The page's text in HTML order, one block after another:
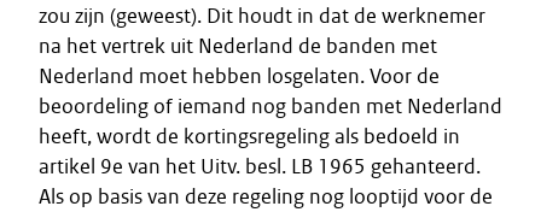
zou zijn (geweest). Dit houdt in dat de werknemer
na het vertrek uit Nederland de banden met
Nederland moet hebben losgelaten. Voor de
beoordeling of iemand nog banden met Nederland
heeft, wordt de kortingsregeling als bedoeld in
artikel 9e van het Uitv. besl. LB 1965 gehanteerd.
Als op basis van deze regeling nog looptijd voor de